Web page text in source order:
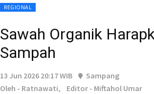
REGIONAL
Sawah Organik
Sampah
13 Jun 2026 20:17 WIB
Sampang
Oleh - Ratnawati,
Editor - Miftahol Umar